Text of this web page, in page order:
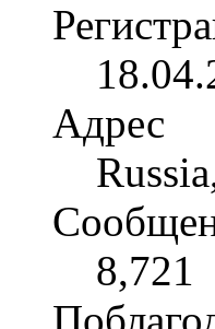
Адрес
8,721